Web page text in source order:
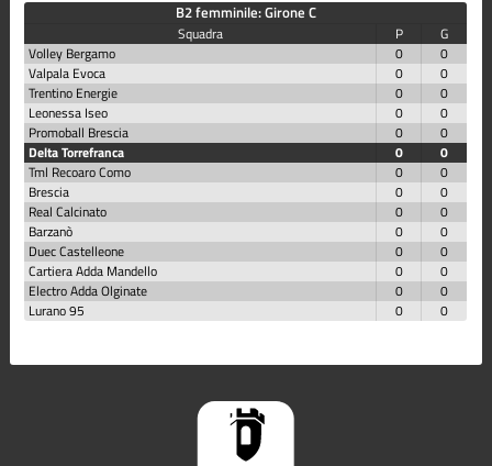
B2 femminile: Girone C
Squadra P
G
Volley Bergamo
0
0
Valpala Evoca
0
0
Trentino Energie
0
0
Leonessa Iseo
0
0
Promoball Brescia
0
0
Delta Torrefranca
0
0
Tml Recoaro Como
0
0
Brescia
0
0
Real Calcinato
0
0
Barzanò
0
0
Duec Castelleone
0
0
Cartiera Adda Mandello
0
0
Electro Adda Olginate
0
0
Lurano 95
0 0